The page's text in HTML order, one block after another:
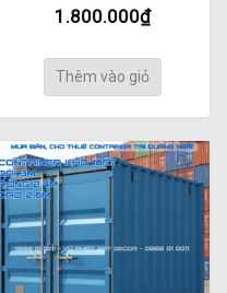
1.800.000₫
Thêm vào giỏ